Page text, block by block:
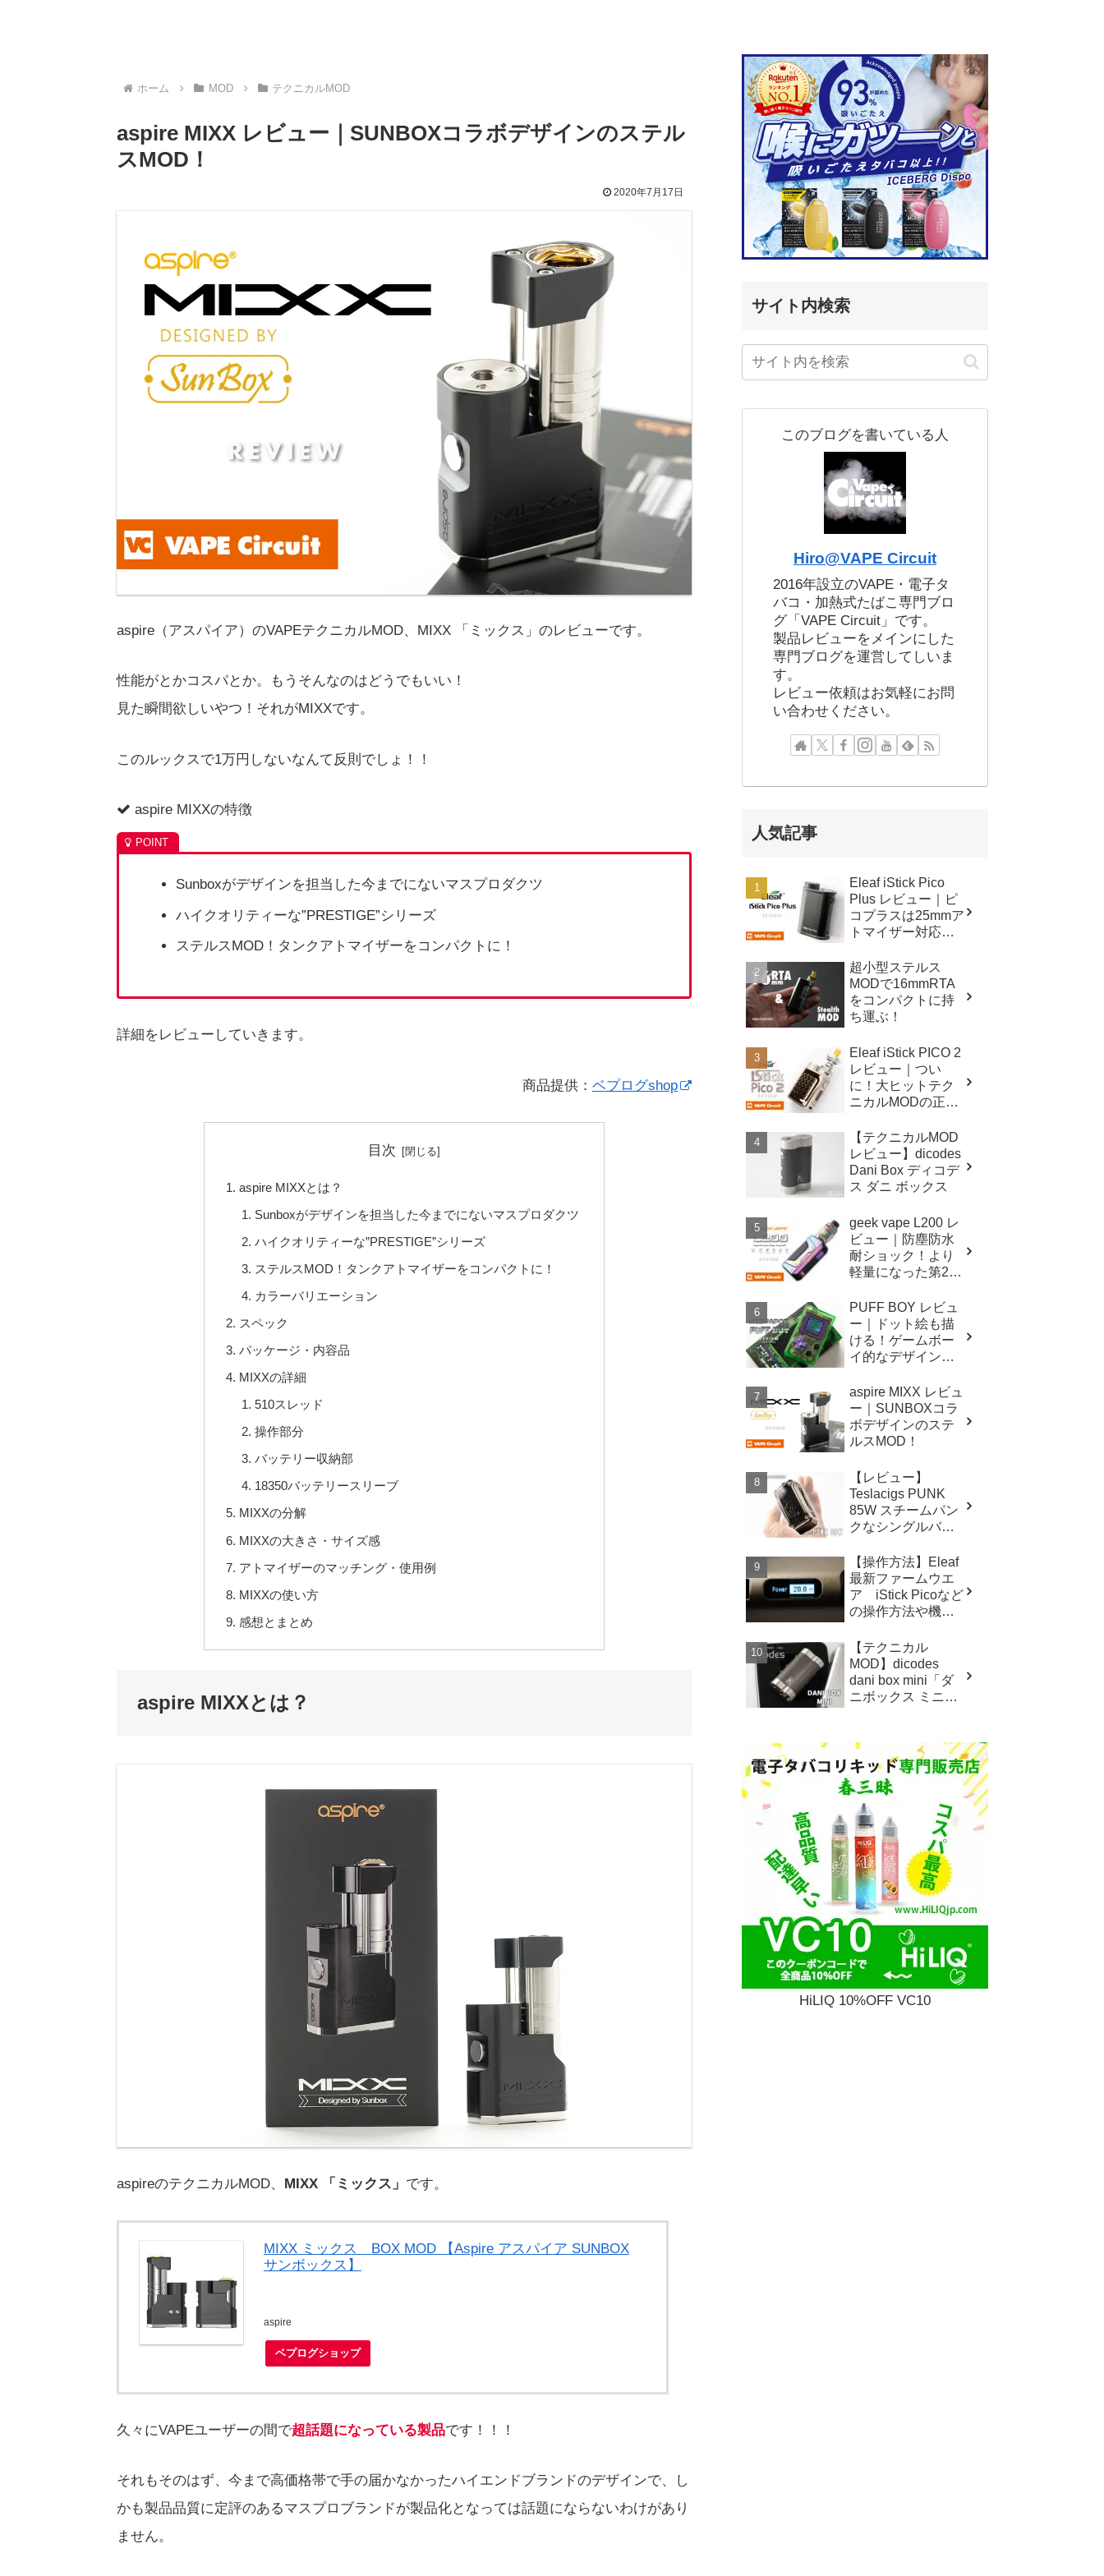
ホーム MOD テクニカルMOD
aspire MIXX レビュー｜SUNBOXコラボデザインのステル
スMOD！
2020年7月17日
aspire（アスパイア）のVAPEテクニカルMOD、MIXX 「ミックス」のレビューです。
性能がとかコスパとか。もうそんなのはどうでもいい！
見た瞬間欲しいやつ！それがMIXXです。
このルックスで1万円しないなんて反則でしょ！！
aspire MIXXの特徴
Sunboxがデザインを担当した今までにないマスプロダクツ
ハイクオリティーな”PRESTIGE”シリーズ
ステルスMOD！タンクアトマイザーをコンパクトに！
詳細をレビューしていきます。
商品提供： ベプログshop
目次
aspire MIXXとは？
Sunboxがデザインを担当した今までにないマスプロダクツ
ハイクオリティーな”PRESTIGE”シリーズ
ステルスMOD！タンクアトマイザーをコンパクトに！
カラーバリエーション
スペック
パッケージ・内容品
MIXXの詳細
510スレッド
操作部分
バッテリー収納部
18350バッテリースリーブ
MIXXの分解
MIXXの大きさ・サイズ感
アトマイザーのマッチング・使用例
MIXXの使い方
感想とまとめ
aspire MIXXとは？
aspireのテクニカルMOD、 MIXX 「ミックス」 です。
MIXX ミックス BOX MOD 【Aspire アスパイア SUNBOX
サンボックス】
aspire
ベプログショップ
久々にVAPEユーザーの間で超話題になっている製品です！！！
それもそのはず、今まで高価格帯で手の届かなかったハイエンドブランドのデザインで、し
かも製品品質に定評のあるマスプロブランドが製品化となっては話題にならないわけがあり
ません。
サイト内検索
このブログを書いている人
Hiro@VAPE Circuit
2016年設立のVAPE・電子タ
バコ・加熱式たばこ専門ブロ
グ「VAPE Circuit」です。
製品レビューをメインにした
専門ブログを運営してしいま
す。
レビュー依頼はお気軽にお問
い合わせください。
人気記事
Eleaf iStick Pico
Plus レビュー｜ピ
コプラスは25mmア
トマイザー対応！
化！！
超小型ステルス
MODで16mmRTA
をコンパクトに持
ち運ぶ！
Eleaf iStick PICO 2
レビュー｜つい
に！大ヒットテク
ニカルMODの正統
【テクニカルMOD
レビュー】dicodes
Dani Box ディコデ
ス ダニ ボックス
geek vape L200 レ
ビュー｜防塵防水
耐ショック！より
軽量になった第2世
ンド！
PUFF BOY レビュ
ー｜ドット絵も描
ける！ゲームボー
イ的なデザインの
aspire MIXX レビュ
ー｜SUNBOXコラ
ボデザインのステ
ルスMOD！
【レビュー】
Teslacigs PUNK
85W スチームパン
クなシングルバッ
【操作方法】Eleaf
最新ファームウエ
ア iStick Picoなど
の操作方法や機能
【テクニカル
MOD】dicodes
dani box mini「ダ
ニボックス ミニ」
HiLIQ 10%OFF VC10